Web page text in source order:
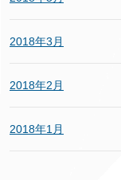
2018年3月
2018年2月
2018年1月